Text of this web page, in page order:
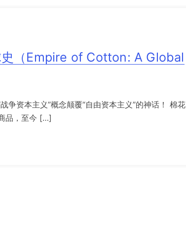
（Empire of Cotton: A Global
争资本主义”概念颠覆“自由资本主义”的神话！ 棉花
品，至今 […]